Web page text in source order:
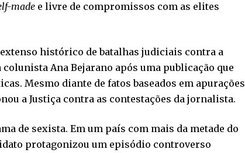
made e livre de compromissos com as elites
histórico de batalhas judiciais contra a
Ana Bejarano após uma publicação que
Mesmo diante de fatos baseados em apurações
a Justiça contra as contestações da jornalista.
de sexista. Em um país com mais da metade do
protagonizou um episódio controverso